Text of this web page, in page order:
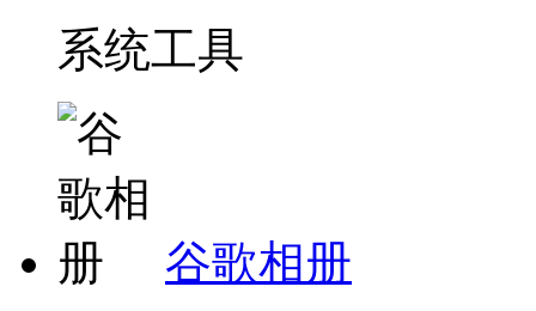
系统工具
谷歌相册